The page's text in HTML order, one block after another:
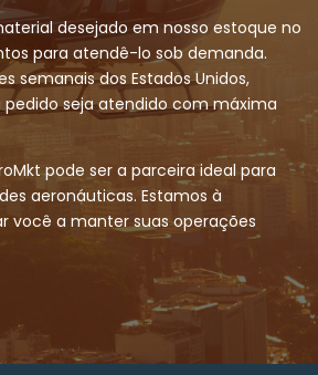
desejado em nosso estoque no
para atendê-lo sob demanda.
semanais dos Estados Unidos,
pedido seja atendido com máxima
pode ser a parceira ideal para
aeronáuticas. Estamos à
você a manter suas operações